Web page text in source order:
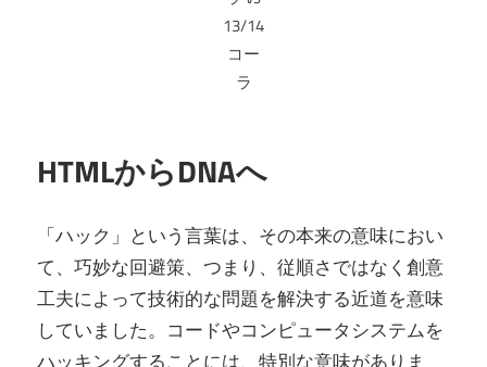
13/14
コー
ラ
HTMLからDNAへ
「ハック」という言葉は、その本来の意味におい
て、巧妙な回避策、つまり、従順さではなく創意
工夫によって技術的な問題を解決する近道を意味
していました。コードやコンピュータシステムを